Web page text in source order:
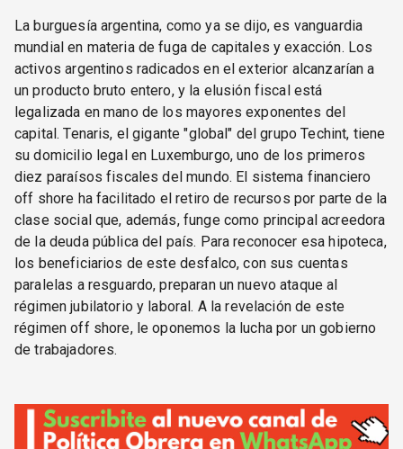
La burguesía argentina, como ya se dijo, es vanguardia
mundial en materia de fuga de capitales y exacción. Los
activos argentinos radicados en el exterior alcanzarían a
un producto bruto entero, y la elusión fiscal está
legalizada en mano de los mayores exponentes del
capital. Tenaris, el gigante "global" del grupo Techint, tiene
su domicilio legal en Luxemburgo, uno de los primeros
diez paraísos fiscales del mundo. El sistema financiero
off shore ha facilitado el retiro de recursos por parte de la
clase social que, además, funge como principal acreedora
de la deuda pública del país. Para reconocer esa hipoteca,
los beneficiarios de este desfalco, con sus cuentas
paralelas a resguardo, preparan un nuevo ataque al
régimen jubilatorio y laboral. A la revelación de este
régimen off shore, le oponemos la lucha por un gobierno
de trabajadores.